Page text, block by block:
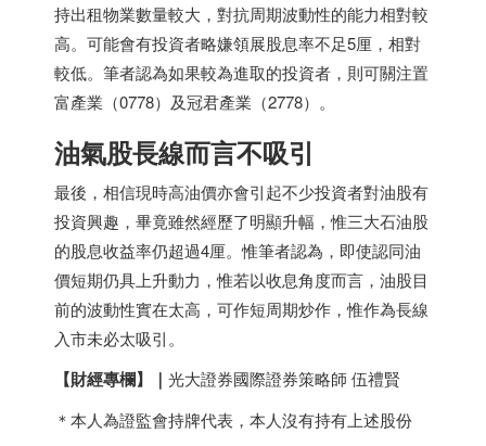
持出租物業數量較大，對抗周期波動性的能力相對較
高。可能會有投資者略嫌領展股息率不足5厘，相對
較低。筆者認為如果較為進取的投資者，則可關注置
富產業（0778）及冠君產業（2778）。
油氣股長線而言不吸引
最後，相信現時高油價亦會引起不少投資者對油股有
投資興趣，畢竟雖然經歷了明顯升幅，惟三大石油股
的股息收益率仍超過4厘。惟筆者認為，即使認同油
價短期仍具上升動力，惟若以收息角度而言，油股目
前的波動性實在太高，可作短周期炒作，惟作為長線
入市未必太吸引。​
【財經專欄】 ｜ 光大證券國際證券策略師 伍禮賢
＊本人為證監會持牌代表，本人沒有持有上述股份